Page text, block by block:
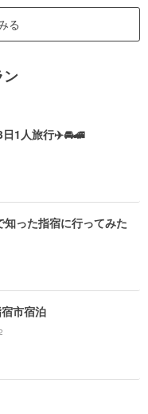
る
ン
日1人旅行✈️🚘🚄
った指宿に行ってみた
市宿泊